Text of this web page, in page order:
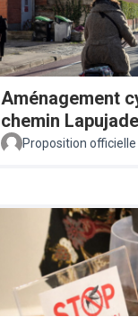
Aménagement
chemin Lapujade
Proposition officielle